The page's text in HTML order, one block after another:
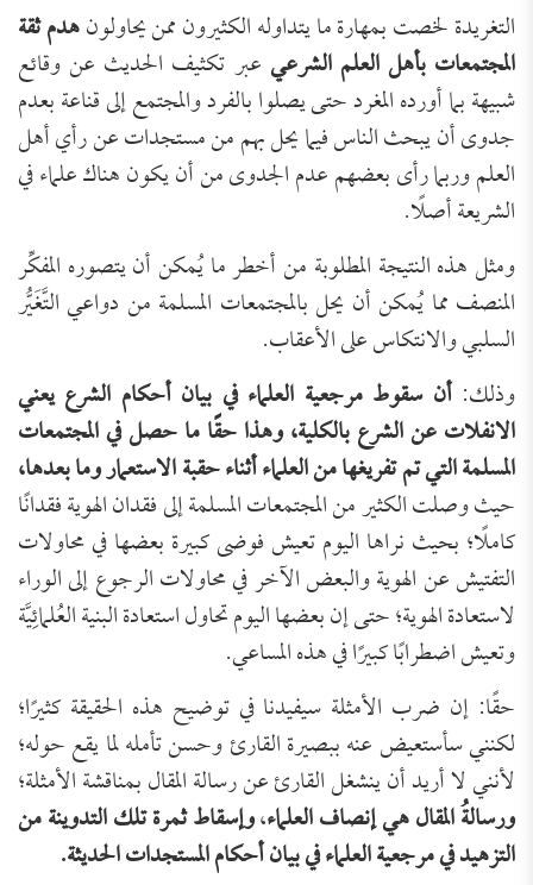
التغريدة لخصت بمهارة ما يتداوله الكثيرون ممن يحاولونهدم ثقة
المجتمعات بأهل العلم الشرعي عبر تكثيف الحديث عن وقائع
شبيهة بما أورده المغرد حتى يصلوا بالفرد والمجتمع إلى قناعة بعدم
جدوى أن يبحث الناس فيما يحل بهم من مستجدات عن رأي أهل
العلم وربما رأى بعضهم عدم الجدوى من أن يكون هناك علماء في
الشريعة أصلًا.
ومثل هذه النتيجة المطلوبة من أخطر ما يُمكن أن يتصوره المفكِّر
المنصف مما يُمكن أن يحل بالمجتمعات المسلمة من دواعي التَّغَيُّر
السلبي والانتكاس على الأعقاب.
وذلك:أن سقوط مرجعية العلماء في بيان أحكام الشرع يعني
الانفلات عن الشرع بالكلية، وهذا حقًا ما حصل في المجتمعات
المسلمة التي تم تفريغها من العلماء أثناء حقبة الاستعمار وما بعدها،
حيث وصلت الكثير من المجتمعات المسلمة إلى فقدان الهوية فقدانًا
كاملًا؛ بحيث نراها اليوم تعيش فوضى كبيرة بعضها في محاولات
التفتيش عن الهوية والبعض الآخر في محاولات الرجوع إلى الوراء
لاستعادة الهوية؛ حتى إن بعضها اليوم تحاول استعادة البنية العُلمائِيَّة
وتعيش اضطرابًا كبيرًا في هذه المساعي.
حقًا: إن ضرب الأمثلة سيفيدنا في توضيح هذه الحقيقة كثيرًا؛
لكنني سأستعيض عنه ببصيرة القارئ وحسن تأمله لما يقع حوله؛
لأنني لا أريد أن ينشغل القارئ عن رسالة المقال بمناقشة الأمثلة؛
ورسالةُ المقال هي إنصاف العلماء،وإسقاط ثمرة تلك التدوينة من
التزهيد في مرجعية العلماء في بيان أحكام المستجدات الحديثة.